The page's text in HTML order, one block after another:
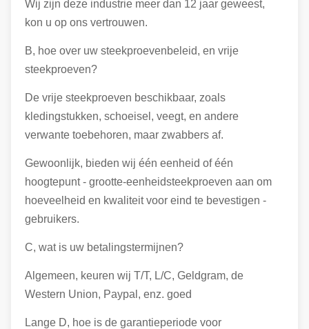
Wij zijn deze industrie meer dan 12 jaar geweest,
kon u op ons vertrouwen.
B, hoe over uw steekproevenbeleid, en vrije
steekproeven?
De vrije steekproeven beschikbaar, zoals
kledingstukken, schoeisel, veegt, en andere
verwante toebehoren, maar zwabbers af.
Gewoonlijk, bieden wij één eenheid of één
hoogtepunt - grootte-eenheidsteekproeven aan om
hoeveelheid en kwaliteit voor eind te bevestigen -
gebruikers.
C, wat is uw betalingstermijnen?
Algemeen, keuren wij T/T, L/C, Geldgram, de
Western Union, Paypal, enz. goed
Lange D, hoe is de garantieperiode voor